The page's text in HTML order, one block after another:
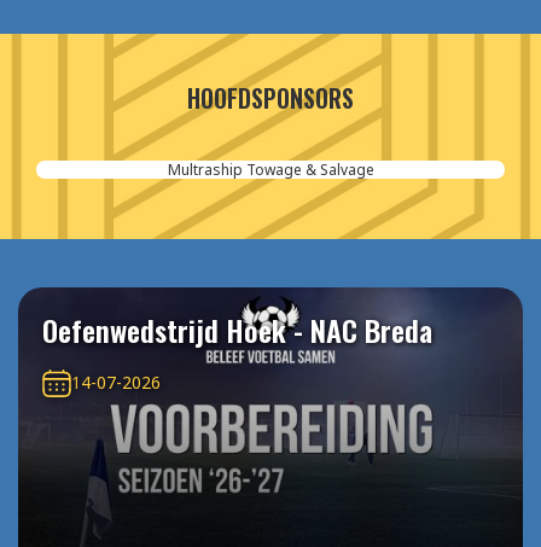
HOOFDSPONSORS
Multraship Towage & Salvage
Oefenwedstrijd Hoek - NAC Breda
14-07-2026